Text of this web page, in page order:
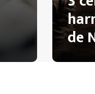
de